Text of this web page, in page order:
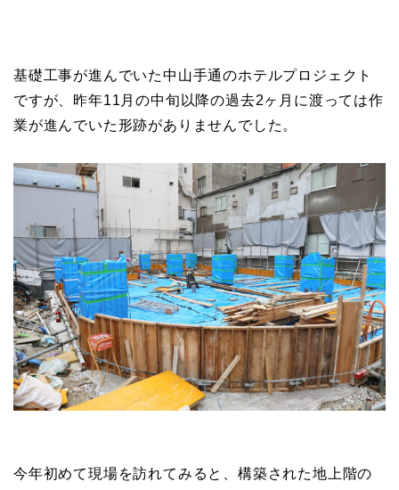
基礎工事が進んでいた中山手通のホテルプロジェクト
ですが、昨年11月の中旬以降の過去2ヶ月に渡っては作
業が進んでいた形跡がありませんでした。
今年初めて現場を訪れてみると、構築された地上階の